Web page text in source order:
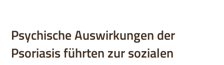
Psychische Auswirkungen der
Psoriasis führten zur sozialen